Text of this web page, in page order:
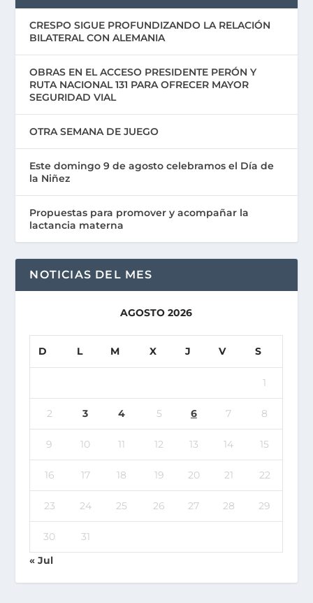
CRESPO SIGUE PROFUNDIZANDO LA RELACIÓN
BILATERAL CON ALEMANIA
OBRAS EN EL ACCESO PRESIDENTE PERÓN Y
RUTA NACIONAL 131 PARA OFRECER MAYOR
SEGURIDAD VIAL
OTRA SEMANA DE JUEGO
Este domingo 9 de agosto celebramos el Día de
la Niñez
Propuestas para promover y acompañar la
lactancia materna
NOTICIAS DEL MES
AGOSTO 2026
D L M X J V S
1
2 3 4 5 6 7 8
9 10 11 12 13 14 15
16 17 18 19 20 21 22
23 24 25 26 27 28 29
30
31
« Jul